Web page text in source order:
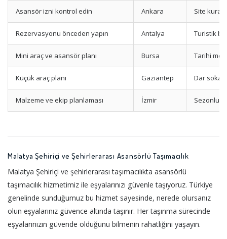
Asansör izni kontrol edin Ankara Site
Rezervasyonu önceden yapın Antalya Turistik
Mini araç ve asansör planı Bursa Tarihi
Küçük araç planı Gaziantep Dar
Malzeme ve ekip planlaması İzmir Sezonluk
Malatya Şehiriçi ve Şehirlerarası Asansörlü Taşımacılık
Malatya Şehiriçi ve şehirlerarası taşımacılıkta asansörlü
taşımacılık hizmetimiz ile eşyalarınızı güvenle taşıyoruz. Türkiye
genelinde sunduğumuz bu hizmet sayesinde, nerede olursanız
olun eşyalarınız güvence altında taşınır. Her taşınma sürecinde
eşyalarınızın güvende olduğunu bilmenin rahatlığını yaşayın.